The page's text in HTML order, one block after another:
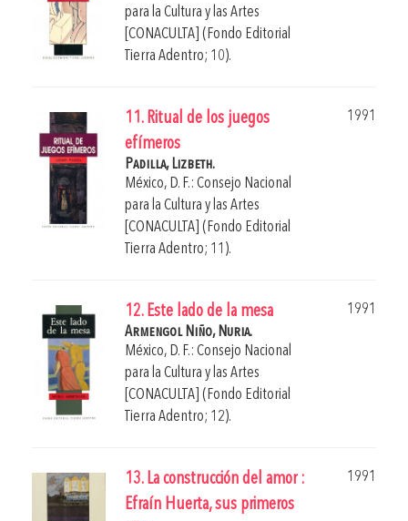
para la Cultura y las Artes
[CONACULTA] (Fondo Editorial
Tierra Adentro; 10).
11. Ritual de los juegos
efímeros
1991
Padilla, Lizbeth.
México, D. F.: Consejo Nacional
para la Cultura y las Artes
[CONACULTA] (Fondo Editorial
Tierra Adentro; 11).
12. Este lado de la mesa
1991
Armengol Niño, Nuria.
México, D. F.: Consejo Nacional
para la Cultura y las Artes
[CONACULTA] (Fondo Editorial
Tierra Adentro; 12).
13. La construcción del amor :
Efraín Huerta, sus primeros
1991